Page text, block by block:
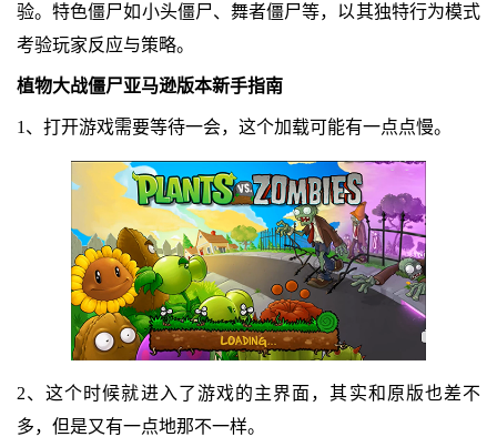
验。特色僵尸如小头僵尸、舞者僵尸等，以其独特行为模式
考验玩家反应与策略。
植物大战僵尸亚马逊版本新手指南
1、打开游戏需要等待一会，这个加载可能有一点点慢。
2、这个时候就进入了游戏的主界面，其实和原版也差不
多，但是又有一点地那不一样。